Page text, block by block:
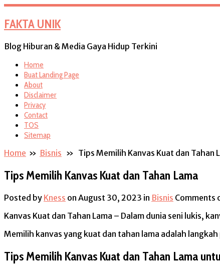
FAKTA UNIK
Blog Hiburan & Media Gaya Hidup Terkini
Home
Buat Landing Page
About
Disclaimer
Privacy
Contact
TOS
Sitemap
Home » Bisnis » Tips Memilih Kanvas Kuat dan Tahan
Tips Memilih Kanvas Kuat dan Tahan Lama
Posted by Kness on August 30, 2023 in Bisnis Comments
Kanvas Kuat dan Tahan Lama – Dalam dunia seni lukis,
Memilih kanvas yang kuat dan tahan lama adalah
Tips Memilih Kanvas Kuat dan Tahan Lama